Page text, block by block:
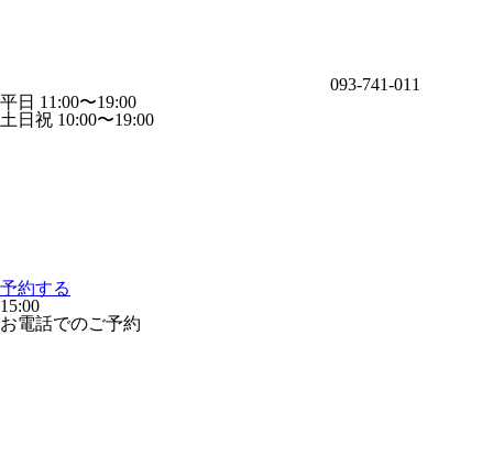
093-741-011
平日 11:00〜19:00
土日祝 10:00〜19:00
予約する
15:00
お電話でのご予約